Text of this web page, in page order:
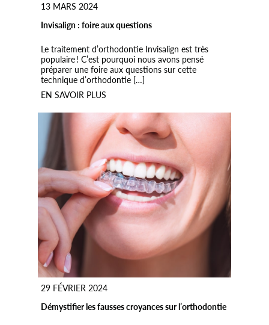
13 MARS 2024
Invisalign : foire aux questions
Le traitement d’orthodontie Invisalign est très
populaire ! C’est pourquoi nous avons pensé
préparer une foire aux questions sur cette
technique d’orthodontie […]
EN SAVOIR PLUS
29 FÉVRIER 2024
Démystifier les fausses croyances sur l’orthodontie